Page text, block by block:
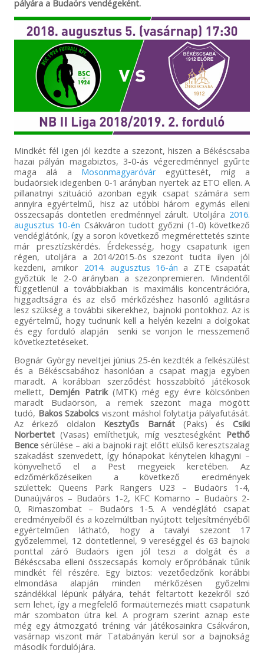
pályára a Budaörs vendégeként.
Mindkét fél igen jól kezdte a szezont, hiszen a Békéscsaba
hazai pályán magabiztos, 3-0-ás végeredménnyel gyűrte
maga alá a Mosonmagyaróvár együttesét, míg a
budaörsiek idegenben 0-1 arányban nyertek az ETO ellen. A
pillanatnyi szituáció azonban egyik csapat számára sem
annyira egyértelmű, hisz az utóbbi három egymás elleni
összecsapás döntetlen eredménnyel zárult. Utoljára 2016.
augusztus 10-én Csákváron tudott győzni (1-0) következő
vendéglátónk, így a soron következő megmérettetés szinte
már presztízskérdés. Érdekesség, hogy csapatunk igen
régen, utoljára a 2014/2015-ös szezont tudta ilyen jól
kezdeni, amikor 2014. augusztus 16-án a ZTE csapatát
győztük le 2-0 arányban a szezonpremieren. Mindentől
függetlenül a továbbiakban is maximális koncentrációra,
higgadtságra és az első mérkőzéshez hasonló agilitásra
lesz szükség a további sikerekhez, bajnoki pontokhoz. Az is
egyértelmű, hogy tudnunk kell a helyén kezelni a dolgokat
és egy forduló alapján senki se vonjon le messzemenő
következtetéseket.
Bognár György neveltjei június 25-én kezdték a felkészülést
és a Békéscsabához hasonlóan a csapat magja egyben
maradt. A korábban szerződést hosszabbító játékosok
mellett, Demjén Patrik(MTK) még egy évre kölcsönben
maradt Budaörsön, a remek szezont maga mögött
tudó, Bakos Szabolcs viszont máshol folytatja pályafutását.
Az érkező oldalon Kesztyűs Barnát(Paks) ésCsiki
Norbertet(Vasas) említhetjük, míg veszteségként Pethő
Bencesérülése – aki a bajnoki rajt előtt elülső keresztszalag
szakadást szenvedett, így hónapokat kénytelen kihagyni –
könyvelhető el a Pest megyeiek keretében. Az
edzőmérkőzéseiken a következő eredmények
születtek: Queens Park Rangers U23 – Budaörs 1-4,
Dunaújváros – Budaörs 1-2, KFC Komarno – Budaörs 2-
0, Rimaszombat – Budaörs 1-5. A vendéglátó csapat
eredményeiből és a közelmúltban nyújtott teljesítményéből
egyértelműen látható, hogy a tavalyi szezont 17
győzelemmel, 12 döntetlennel, 9 vereséggel és 63 bajnoki
ponttal záró Budaörs igen jól teszi a dolgát és a
Békéscsaba elleni összecsapás komoly erőpróbának tűnik
mindkét fél részére. Egy biztos: vezetőedzőnk korábbi
elmondása alapján minden mérkőzésen győzelmi
szándékkal lépünk pályára, tehát feltartott kezekről szó
sem lehet, így a megfelelő formaütemezés miatt csapatunk
már szombaton útra kel. A program szerint aznap este
még egy átmozgató tréning vár játékosainkra Csákváron,
vasárnap viszont már Tatabányán kerül sor a bajnokság
második fordulójára.